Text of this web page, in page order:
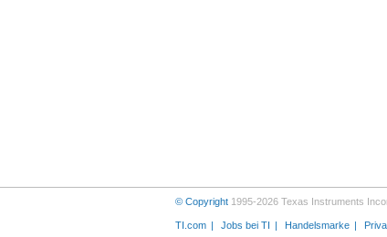
© Copyright 1995-2026 Texas Instruments
TI.com Jobs bei TI Handelsmarke